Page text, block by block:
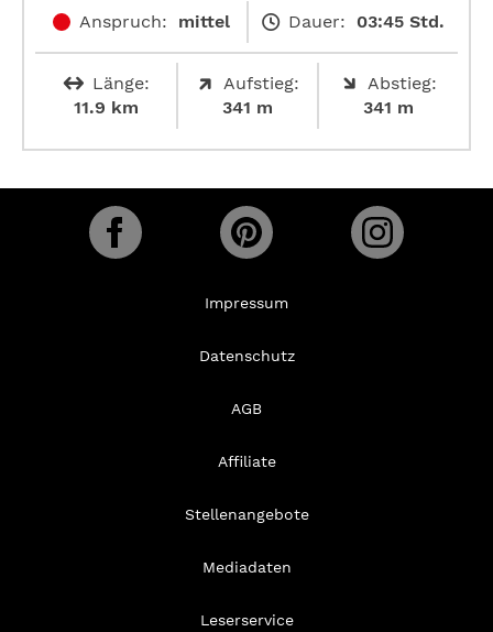
Anspruch: mittel Dauer: 03:45 Std.
Länge:
11.9 km
Aufstieg:
341 m
Abstieg:
341 m
Impressum
Datenschutz
AGB
Affiliate
Stellenangebote
Mediadaten
Leserservice